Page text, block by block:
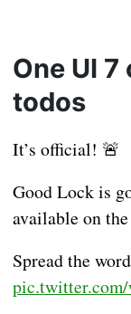
One UI
todos
It’s official! 🚨
Good Lock is
available on
Spread the